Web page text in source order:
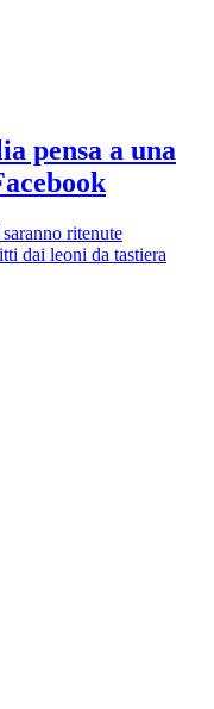
pensa a una
ritenute
dai leoni da tastiera